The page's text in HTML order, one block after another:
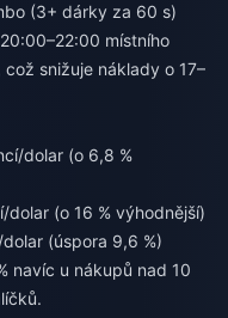
(3+ dárky za 60 s)
místního
snižuje náklady o 17–
dolar (o 6,8 %
(o 16 % výhodnější)
(úspora 9,6 %)
navíc u nákupů nad 10